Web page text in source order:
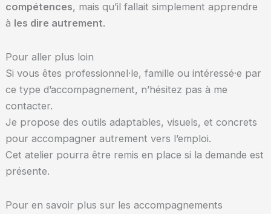
compétences, mais qu’il fallait simplement apprendre
à les dire autrement.
Pour aller plus loin
Si vous êtes professionnel·le, famille ou intéressé·e par
ce type d’accompagnement, n’hésitez pas à me
contacter.
Je propose des outils adaptables, visuels, et concrets
pour accompagner autrement vers l’emploi.
Cet atelier pourra être remis en place si la demande est
présente.
Pour en savoir plus sur les accompagnements